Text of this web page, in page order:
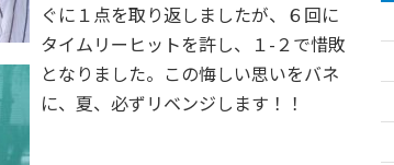
ぐに１点を取り返しましたが、６回に
タイムリーヒットを許し、１-２で惜敗
となりました。この悔しい思いをバネ
に、夏、必ずリベンジします！！